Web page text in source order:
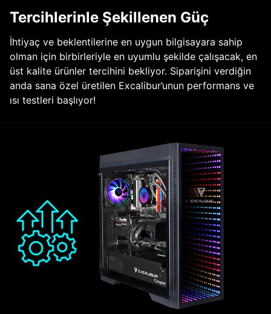
Tercihlerinle Şekillenen Güç
İhtiyaç ve beklentilerine en uygun bilgisayara sahip
olman için birbirleriyle en uyumlu şekilde çalışacak, en
üst kalite ürünler tercihini bekliyor. Siparişini verdiğin
anda sana özel üretilen Excalibur’unun performans ve
ısı testleri başlıyor!